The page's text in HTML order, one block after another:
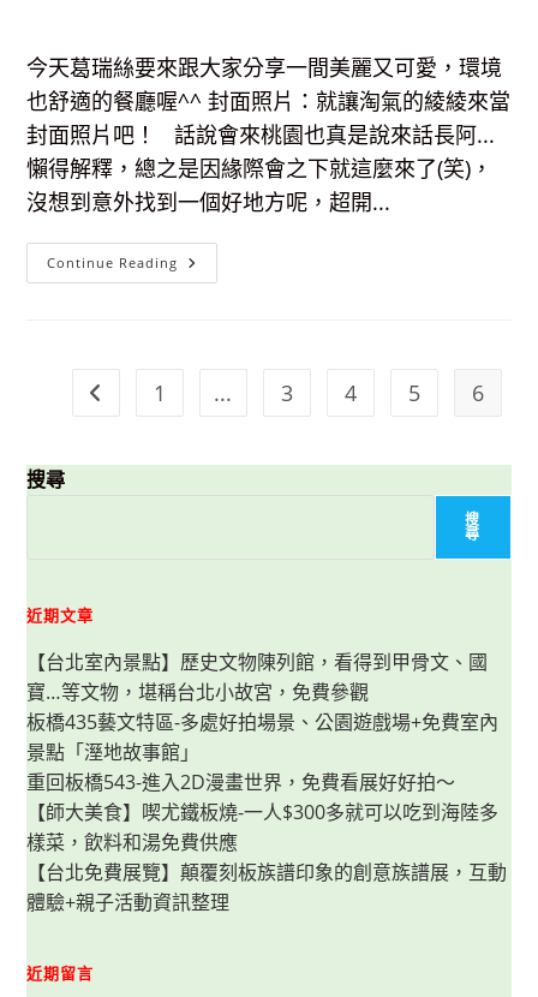
今天葛瑞絲要來跟大家分享一間美麗又可愛，環境
也舒適的餐廳喔^^ 封面照片：就讓淘氣的綾綾來當
封面照片吧！ 話說會來桃園也真是說來話長阿...
懶得解釋，總之是因緣際會之下就這麼來了(笑)，
沒想到意外找到一個好地方呢，超開...
Continue Reading 【食-
桃
結
觀
餐
廳
Go to the previous page
1 ... 3 4 5 6
搜尋
搜
尋
近期文章
【台北室內景點】歷史文物陳列館，看得到甲骨文、國
寶…等文物，堪稱台北小故宮，免費參觀
板橋435藝文特區-多處好拍場景、公園遊戲場+免費室內
景點「溼地故事館」
重回板橋543-進入2D漫畫世界，免費看展好好拍～
【師大美食】喫尤鐵板燒-一人$300多就可以吃到海陸多
樣菜，飲料和湯免費供應
【台北免費展覽】顛覆刻板族譜印象的創意族譜展，互動
體驗+親子活動資訊整理
近期留言